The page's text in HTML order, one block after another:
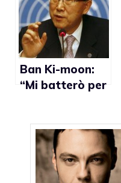
legge che
criminalizza le
relazioni gay
Ban Ki-moon:
“Mi batterò per
criminalizzano
l’omosessualità